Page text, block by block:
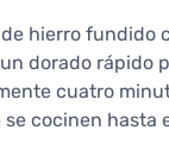
hierro fundido
dorado rápido
cuatro
cocinen hasta